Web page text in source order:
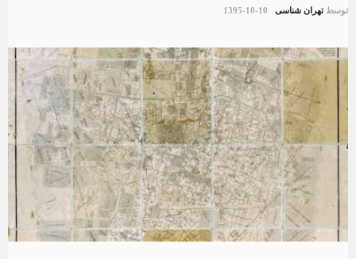
توسطتهران شناسی 1395-10-10